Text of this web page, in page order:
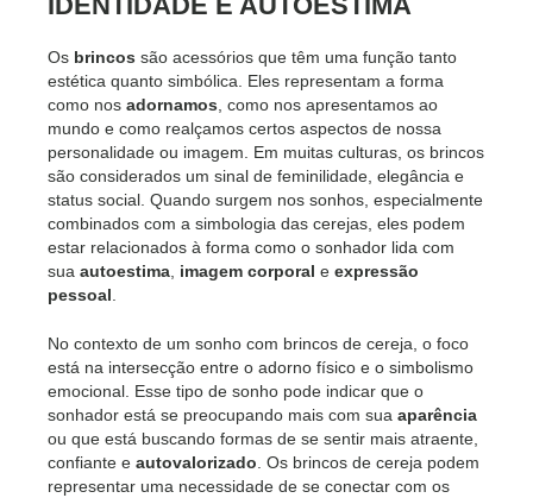
Os brincos são acessórios que têm uma função tanto
estética quanto simbólica. Eles representam a forma
como nos adornamos, como nos apresentamos ao
mundo e como realçamos certos aspectos de nossa
personalidade ou imagem. Em muitas culturas, os brincos
são considerados um sinal de feminilidade, elegância e
status social. Quando surgem nos sonhos, especialmente
combinados com a simbologia das cerejas, eles podem
estar relacionados à forma como o sonhador lida com
sua autoestima, imagem corporal e expressão
pessoal.
No contexto de um sonho com brincos de cereja, o foco
está na intersecção entre o adorno físico e o simbolismo
emocional. Esse tipo de sonho pode indicar que o
sonhador está se preocupando mais com sua aparência
ou que está buscando formas de se sentir mais atraente,
confiante e autovalorizado. Os brincos de cereja podem
representar uma necessidade de se conectar com os